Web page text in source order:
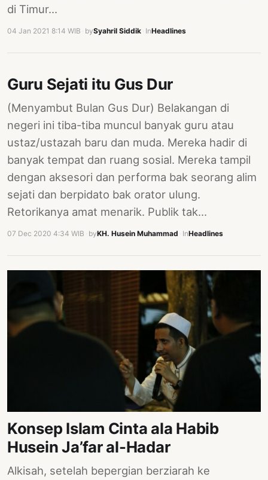
di Timur…
04 Jan 2021 8:14 WIB bySyahril Siddik InHeadlines
Guru Sejati itu Gus Dur
(Menyambut Bulan Gus Dur) Belakangan di
negeri ini tiba-tiba muncul banyak guru atau
ustaz/ustazah baru dan muda. Mereka hadir di
banyak tempat dan ruang sosial. Mereka tampil
dengan aksesori dan performa bak seorang alim
sejati dan berpidato bak orator ulung.
Retorikanya amat menarik. Publik tak…
07 Dec 2020 4:34 WIB byKH. Husein Muhammad InHeadlines
Konsep Islam Cinta ala Habib
Husein Ja’far al-Hadar
Alkisah, setelah bepergian berziarah ke